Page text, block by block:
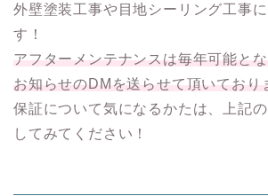
外壁塗装工事や目地シーリング工事
す！
アフターメンテナンスは毎年可能と
お知らせのDMを送らせて頂いており
保証について気になるかたは、上記
してみてください！